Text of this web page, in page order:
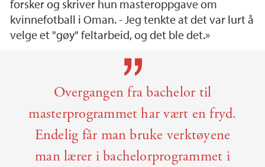
forsker og skriver hun masteroppgave om
kvinnefotball i Oman. - Jeg tenkte at det var lurt å
velge et "gøy" feltarbeid, og det ble det.»
Overgangen fra bachelor til
masterprogrammet har vært en fryd.
Endelig får man bruke verktøyene
man lærer i bachelorprogrammet i